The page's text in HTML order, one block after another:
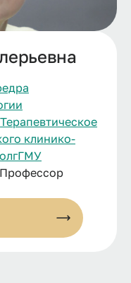
Терапевтическое
клинико-